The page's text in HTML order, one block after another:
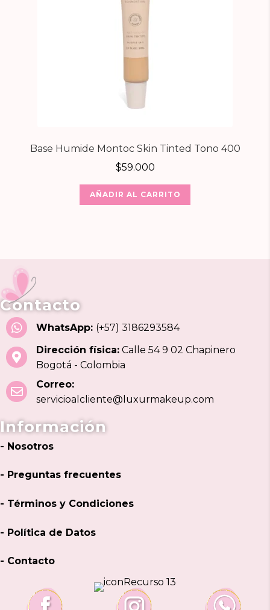
Base Humide Montoc Skin Tinted Tono 400
$59.000
AÑADIR AL CARRITO
Contacto
WhatsApp: (+57) 3186293584
Dirección física: Calle 54 9 02 Chapinero
Bogotá - Colombia
Correo:
servicioalcliente@luxurmakeup.com
Información
- Nosotros
- Preguntas frecuentes
- Términos y Condiciones
- Política de Datos
- Contacto